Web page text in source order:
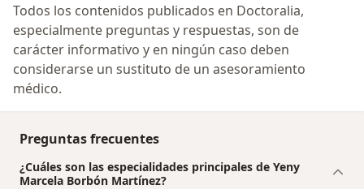
Todos los contenidos publicados en Doctoralia,
especialmente preguntas y respuestas, son de
carácter informativo y en ningún caso deben
considerarse un sustituto de un asesoramiento
médico.
Preguntas frecuentes
¿Cuáles son las especialidades principales de Yeny
Marcela Borbón Martínez?